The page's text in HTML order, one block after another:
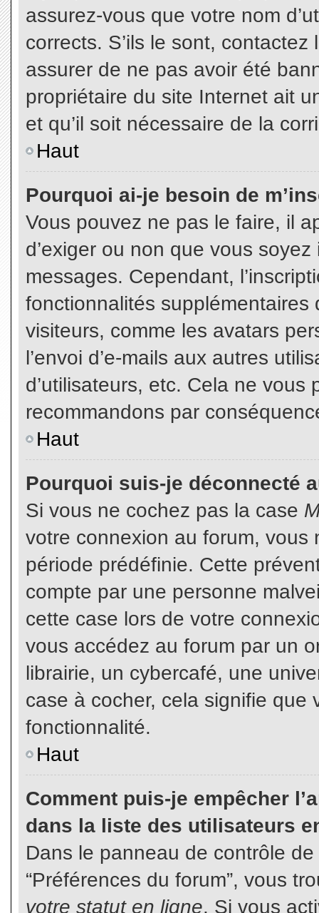
assurez-vous que votre nom
corrects. S’ils le sont,
assurer de ne pas avoir été
propriétaire du site Internet ait
et qu’il soit nécessaire de la
Haut
Pourquoi ai-je besoin de
Vous pouvez ne pas le faire, il
d’exiger ou non que vous
messages. Cependant,
fonctionnalités
visiteurs, comme les avatars
l’envoi d’e-mails aux autres
d’utilisateurs, etc. Cela ne vous
recommandons par
Haut
Pourquoi suis-je déconnecté
Si vous ne cochez pas la case
votre connexion au forum,
période prédéfinie. Cette
compte par une personne
cette case lors de votre
vous accédez au forum par un
librairie, un cybercafé, une
case à cocher, cela signifie que
fonctionnalité.
Haut
Comment puis-je empêcher
dans la liste des utilisateurs
Dans le panneau de contrôle
“Préférences du forum”, vous
votre statut en ligne. Si vous